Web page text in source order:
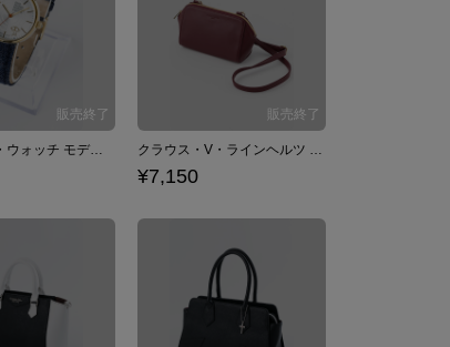
レオナルド・ウォッチ モデル 腕時計 リストウォッチ 血界戦線 & BEYOND クラウス・V・ラインヘルツ モデル ショルダーポーチ ポーチ バッグ 血界戦線 & BEYOND×佐藤さきコラボ
¥7,150